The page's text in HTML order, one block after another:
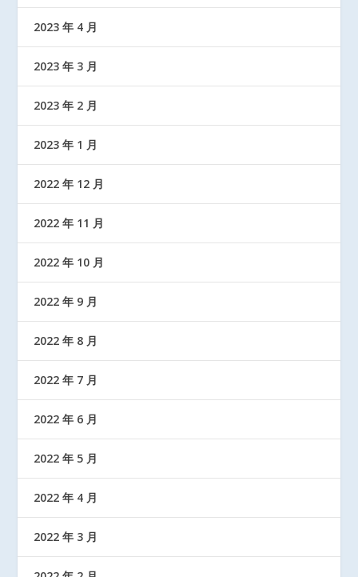
2023 年 4 月
2023 年 3 月
2023 年 2 月
2023 年 1 月
2022 年 12 月
2022 年 11 月
2022 年 10 月
2022 年 9 月
2022 年 8 月
2022 年 7 月
2022 年 6 月
2022 年 5 月
2022 年 4 月
2022 年 3 月